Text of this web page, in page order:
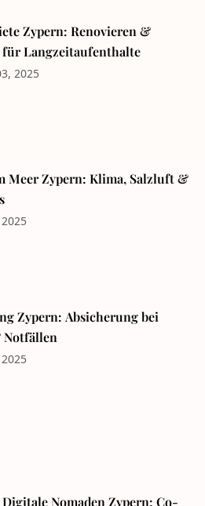
Zypern: Renovieren &
Langzeitaufenthalte
2025
Meer Zypern: Klima, Salzluft &
Zypern: Absicherung bei
Nomaden Zypern: Co-